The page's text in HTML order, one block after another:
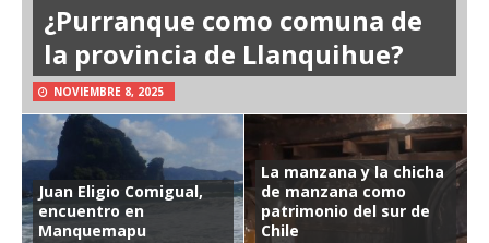
¿Purranque como comuna de
la provincia de Llanquihue?
NOVIEMBRE 8, 2025
Juan Eligio Comigual,
encuentro en
Manquemapu
La manzana y la chicha
de manzana como
patrimonio del sur de
Chile